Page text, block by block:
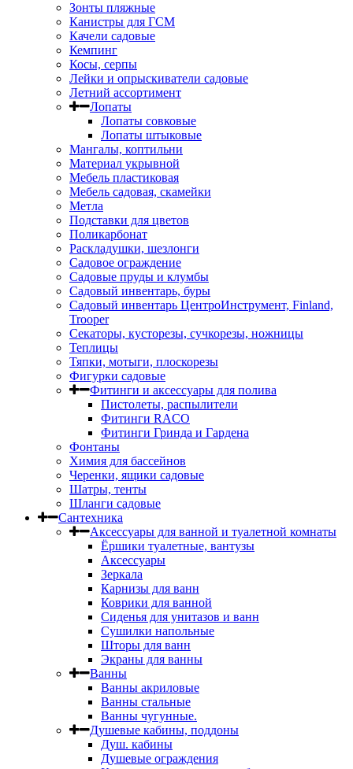
Зонты пляжные
Канистры для ГСМ
Качели садовые
Кемпинг
Косы, серпы
Лейки и опрыскиватели садовые
Летний ассортимент
Лопаты
Лопаты совковые
Лопаты штыковые
Мангалы, коптильни
Материал укрывной
Мебель пластиковая
Мебель садовая, скамейки
Метла
Подставки для цветов
Поликарбонат
Раскладушки, шезлонги
Садовое ограждение
Садовые пруды и клумбы
Садовый инвентарь, буры
Садовый инвентарь ЦентроИнструмент, Finland,
Trooper
Секаторы, кусторезы, сучкорезы, ножницы
Теплицы
Тяпки, мотыги, плоскорезы
Фигурки садовые
Фитинги и аксессуары для полива
Пистолеты, распылители
Фитинги RACO
Фитинги Гринда и Гардена
Фонтаны
Химия для бассейнов
Черенки, ящики садовые
Шатры, тенты
Шланги садовые
Сантехника
Аксессуары для ванной и туалетной комнаты
Ёршики туалетные, вантузы
Аксессуары
Зеркала
Карнизы для ванн
Коврики для ванной
Сиденья для унитазов и ванн
Сушилки напольные
Шторы для ванн
Экраны для ванны
Ванны
Ванны акриловые
Ванны стальные
Ванны чугунные.
Душевые кабины, поддоны
Душ. кабины
Душевые ограждения